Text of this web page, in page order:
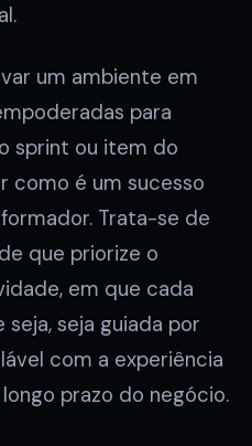
um ambiente em
para
sprint ou item do
como é um sucesso
Trata-se de
que priorize o
em que cada
seja guiada por
com a experiência
prazo do negócio.